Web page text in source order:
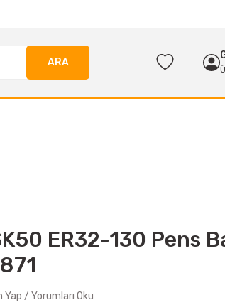
ARA
ER32-130 Pens
Yap / Yorumları Oku